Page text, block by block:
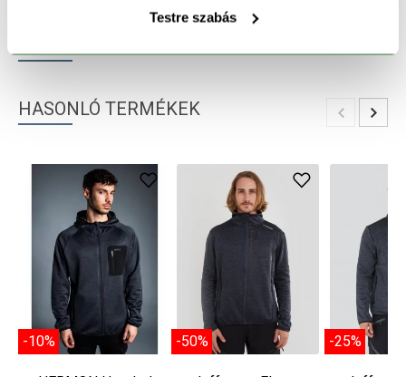
Testre szabás
HASONLÓ TERMÉKEK
-10% -50% -25%